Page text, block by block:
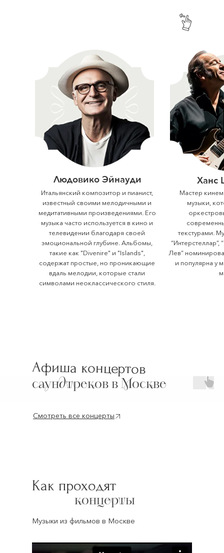
Итальянский композитор и пианист,
известный своими мелодичными и
медитативными произведениями. Его
музыка часто используется в кино и
телевидении благодаря своей
эмоциональной глубине. Альбомы,
такие как "Divenire" и "Islands",
содержат простые, но проникающие
вдаль мелодии, которые стали
символами неоклассического стиля.
Людовико Эйнауди Ханс
Мастер
музыки,
текстурами.
“Интерстеллар”,
Лев”
и популярна у
Афиша концертов
саундтреков в Москве
Смотреть все концерты
Как проходят
концерты
Музыки из фильмов в Москве